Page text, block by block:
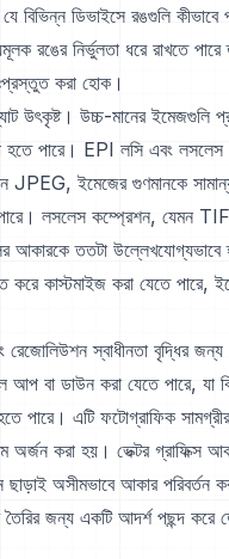
বিভিন্ন ডিভাইসে রঙগুলি
রঙের নির্ভুলতা ধরে রাখতে পারে
করা হোক।
উৎকৃষ্ট। উচ্চ-মানের ইমেজগুলি
হতে পারে। EPI লসি এবং
JPEG, ইমেজের গুণমানকে
পারে। লসলেস কম্প্রেশন, যেমন
আকারকে ততটা উল্লেখযোগ্যভাবে
করে কাস্টমাইজ করা যেতে
রেজোলিউশন স্বাধীনতা বৃদ্ধির
বা ডাউন করা যেতে পারে, যা
পারে। এটি ফটোগ্রাফিক
অর্জন করা হয়। ভেক্টর গ্রাফিক্স
ছাড়াই অসীমভাবে আকার পরিবর্তন
তৈরির জন্য একটি আদর্শ পছন্দ